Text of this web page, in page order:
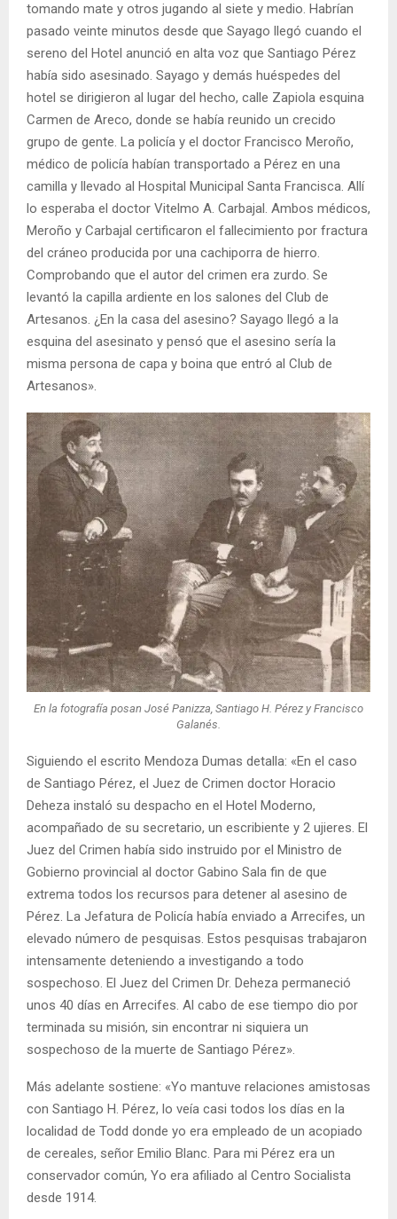
tomando mate y otros jugando al siete y medio. Habrían
pasado veinte minutos desde que Sayago llegó cuando el
sereno del Hotel anunció en alta voz que Santiago Pérez
había sido asesinado. Sayago y demás huéspedes del
hotel se dirigieron al lugar del hecho, calle Zapiola esquina
Carmen de Areco, donde se había reunido un crecido
grupo de gente. La policía y el doctor Francisco Meroño,
médico de policía habían transportado a Pérez en una
camilla y llevado al Hospital Municipal Santa Francisca. Allí
lo esperaba el doctor Vitelmo A. Carbajal. Ambos médicos,
Meroño y Carbajal certificaron el fallecimiento por fractura
del cráneo producida por una cachiporra de hierro.
Comprobando que el autor del crimen era zurdo. Se
levantó la capilla ardiente en los salones del Club de
Artesanos. ¿En la casa del asesino? Sayago llegó a la
esquina del asesinato y pensó que el asesino sería la
misma persona de capa y boina que entró al Club de
Artesanos».
En la fotografía posan José Panizza, Santiago H. Pérez y Francisco
Galanés.
Siguiendo el escrito Mendoza Dumas detalla: «En el caso
de Santiago Pérez, el Juez de Crimen doctor Horacio
Deheza instaló su despacho en el Hotel Moderno,
acompañado de su secretario, un escribiente y 2 ujieres. El
Juez del Crimen había sido instruido por el Ministro de
Gobierno provincial al doctor Gabino Sala fin de que
extrema todos los recursos para detener al asesino de
Pérez. La Jefatura de Policía había enviado a Arrecifes, un
elevado número de pesquisas. Estos pesquisas trabajaron
intensamente deteniendo a investigando a todo
sospechoso. El Juez del Crimen Dr. Deheza permaneció
unos 40 días en Arrecifes. Al cabo de ese tiempo dio por
terminada su misión, sin encontrar ni siquiera un
sospechoso de la muerte de Santiago Pérez».
Más adelante sostiene: «Yo mantuve relaciones amistosas
con Santiago H. Pérez, lo veía casi todos los días en la
localidad de Todd donde yo era empleado de un acopiado
de cereales, señor Emilio Blanc. Para mi Pérez era un
conservador común, Yo era afiliado al Centro Socialista
desde 1914.